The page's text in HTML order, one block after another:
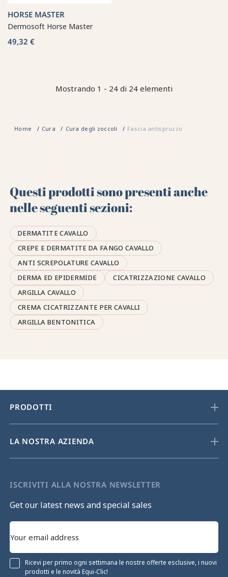
HORSE MASTER
Dermosoft Horse Master
49,32 €
Mostrando 1 - 24 di 24 elementi
Home Cura Cura degli zoccoli Fascia antispruzzo
Questi prodotti sono presenti anche
nelle seguenti sezioni:
DERMATITE CAVALLO
CREPE E DERMATITE DA FANGO CAVALLO
ANTI SCREPOLATURE CAVALLO
DERMA ED EPIDERMIDE
CICATRIZZAZIONE CAVALLO
ARGILLA CAVALLO
CREMA CICATRIZZANTE PER CAVALLI
ARGILLA BENTONITICA
PRODOTTI
LA NOSTRA AZIENDA
ISCRIVITI ALLA NOSTRA NEWSLETTER
Get our latest news and special sales
Ricevi per primo ogni settimana le nostre offerte esclusive, i nuovi
prodotti e le novità Equi-Clic!